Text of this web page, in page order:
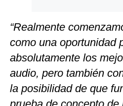
“Realmente
como una oportunidad
absolutamente los
audio, pero también
la posibilidad de que